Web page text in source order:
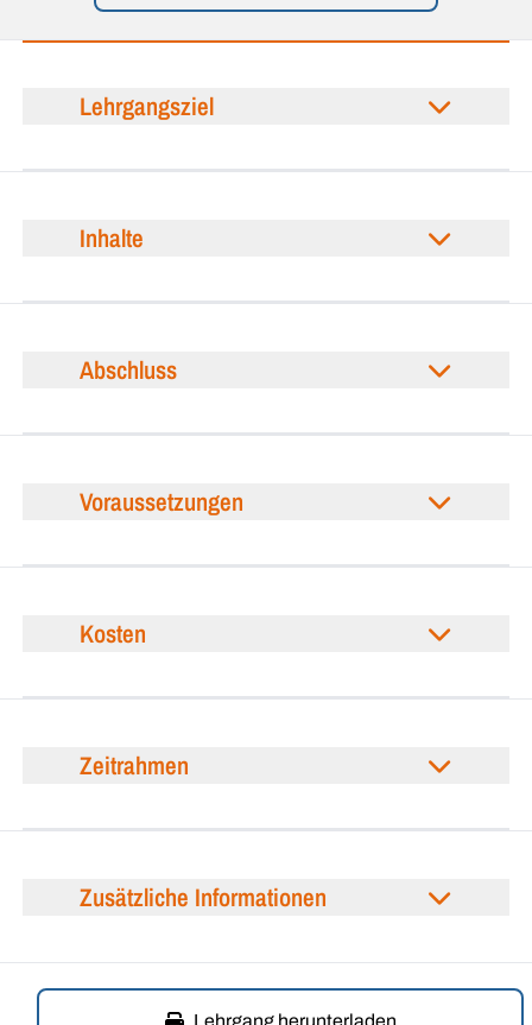
Lehrgangsziel
Inhalte
Abschluss
Voraussetzungen
Kosten
Zeitrahmen
Zusätzliche Informationen